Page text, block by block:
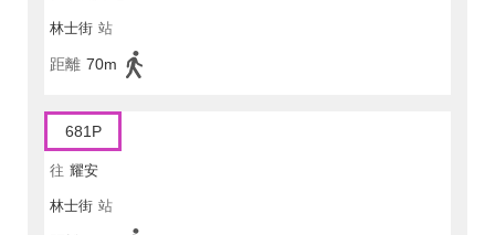
林士街 站
距離 70m
681P
往 耀安
林士街 站